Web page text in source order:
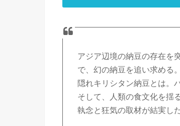
アジア辺境の納豆の存在を
で、幻の納豆を追い求める。
隠れキリシタン納豆とは。
そして、人類の食文化を揺
執念と狂気の取材が結実し